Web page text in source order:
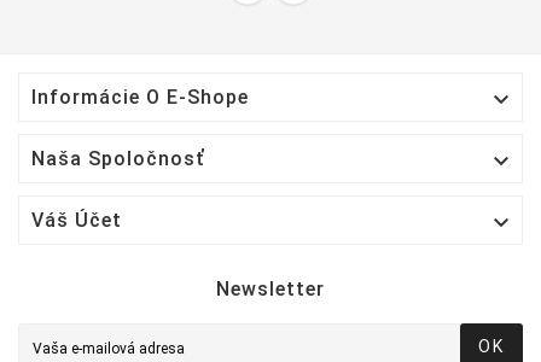
Informácie O E-Shope 
Naša Spoločnosť 
Váš Účet 
Newsletter
OK